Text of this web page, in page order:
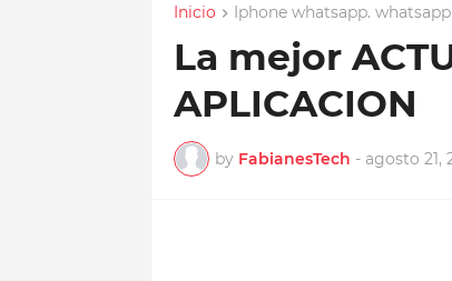
Inicio Iphone whatsapp. whatsapp
La mejor
APLICACION
by FabianesTech - agosto 21,